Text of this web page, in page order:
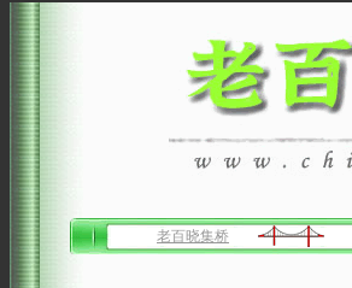
老百晓集桥